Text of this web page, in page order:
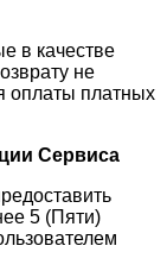
в качестве
не
оплаты платных
Сервиса
5 (Пяти)